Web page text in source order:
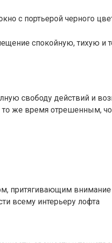
с портьерой черного
спокойную, тихую и
свободу действий и
же время отрешенным,
притягивающим
всему интерьеру лофта